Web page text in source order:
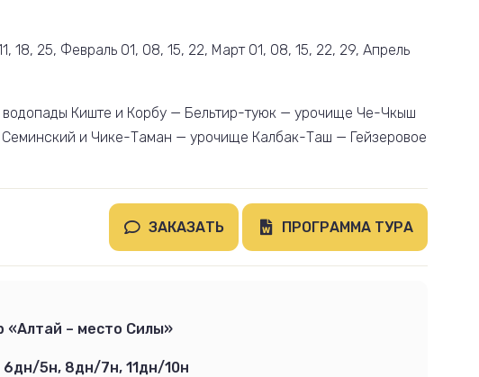
18, 25, Февраль 01, 08, 15, 22, Март 01, 08, 15, 22, 29, Апрель
Киште и Корбу — Бельтир-туюк — урочище Че-Чкыш
и Чике-Таман — урочище Калбак-Таш — Гейзеровое
ЗАКАЗАТЬ ПРОГРАММА ТУРА
«Алтай – место Силы»
5н, 8дн/7н, 11дн/10н